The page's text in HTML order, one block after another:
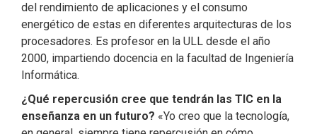
del rendimiento de aplicaciones y el consumo
energético de estas en diferentes arquitecturas de los
procesadores. Es profesor en la ULL desde el año
2000, impartiendo docencia en la facultad de Ingeniería
Informática.
¿Qué repercusión cree que tendrán las TIC en la
enseñanza en un futuro? «Yo creo que la tecnología,